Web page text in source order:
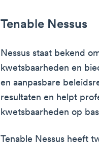
Tenable Nessus
Nessus staat bekend
kwetsbaarheden en
en aanpasbare
resultaten en helpt
kwetsbaarheden op
Tenable Nessus heeft